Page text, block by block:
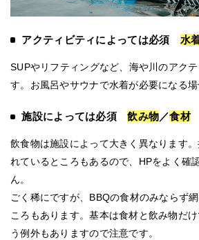
アクティビティによっては必須 水
SUPやリフティングなど、海や川のアク
す。お風呂やサウナで水着が必要になる場
施設によっては必須飲み物／食材
飲食物は施設によって大きく異なります
れているところもあるので、HPをよく確
ん。
ごく稀にですが、BBQの食材のみならず
ころもあります。基本は食材と飲み物だ
う例外もありますので注意です。